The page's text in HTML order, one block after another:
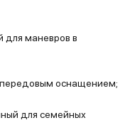
для маневров в
передовым оснащением;
для семейных